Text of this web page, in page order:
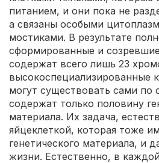
питанием, и они пока не
а связаны особыми
мостиками. В результате
сформированные и
содержат всего лишь 23
высокоспециализированные
могут существовать сами по
содержат только половину
материала. Их задача,
яйцеклеткой, которая тоже
генетического материала, и
жизни. Естественно, в